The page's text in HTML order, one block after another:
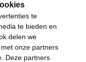
te
te bieden en
delen we
onze partners
Deze partners